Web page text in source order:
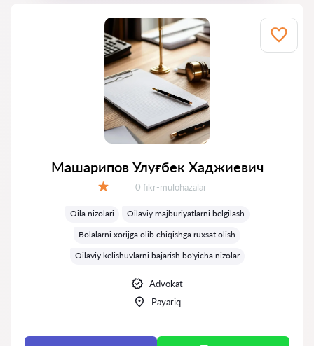
Машарипов Улуғбек Хаджиевич
Fikrlar:
0 fikr-mulohazalar
Oila nizolari
Oilaviy majburiyatlarni belgilash
Bolalarni xorijga olib chiqishga ruxsat olish
Oilaviy kelishuvlarni bajarish bo'yicha nizolar
Advokat
Payariq